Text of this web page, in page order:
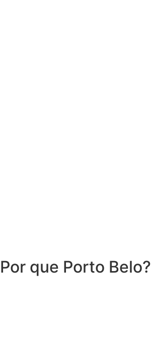
Por que Porto Belo?